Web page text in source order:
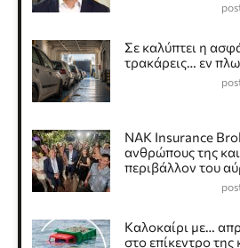
Σε καλύπτει η
τρακάρεις… εν
NAK Insurance
ανθρώπους της και
περιβάλλον του
Καλοκαίρι με…
στο επίκεντρο της